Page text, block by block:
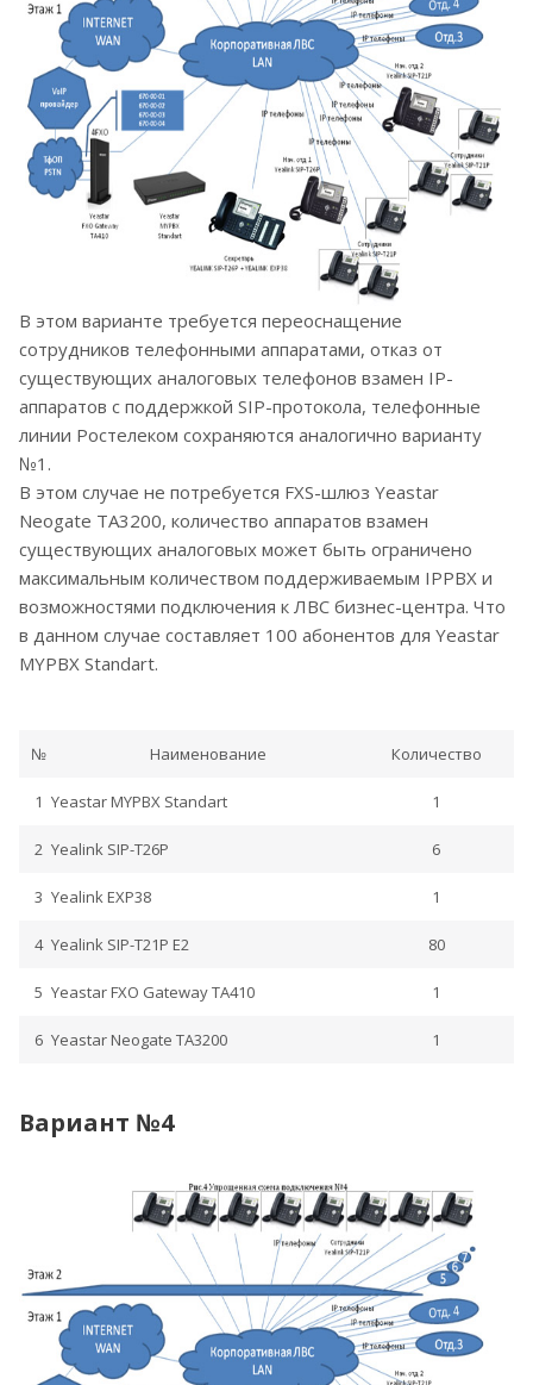
В этом варианте требуется переоснащение
сотрудников телефонными аппаратами, отказ от
существующих аналоговых телефонов взамен IP-
аппаратов с поддержкой SIP-протокола, телефонные
линии Ростелеком сохраняются аналогично варианту
№1.
В этом случае не потребуется FXS-шлюз Yeastar
Neogate TA3200, количество аппаратов взамен
существующих аналоговых может быть ограничено
максимальным количеством поддерживаемым IPPBX и
возможностями подключения к ЛВС бизнес-центра. Что
в данном случае составляет 100 абонентов для Yeastar
MYPBX Standart.
№ Наименование Количество
1 Yeastar MYPBX Standart 1
2 Yealink SIP-T26P 6
3 Yealink EXP38 1
4 Yealink SIP-T21P E2 80
5 Yeastar FXO Gateway TA410 1
6 Yeastar Neogate TA3200 1
Вариант №4